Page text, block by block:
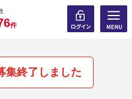
6件
集終了しました